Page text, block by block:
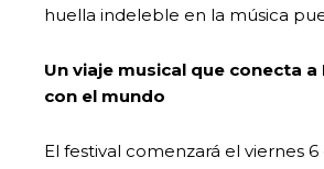
huella indeleble en la música
Un viaje musical que conecta a
con el mundo
El festival comenzará el viernes